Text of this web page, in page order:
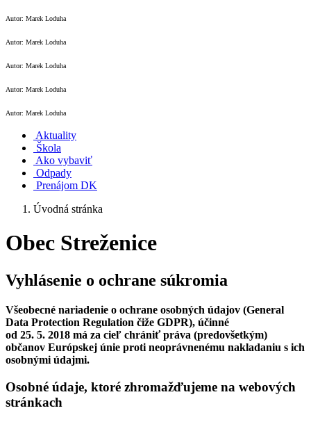
Autor: Marek Loduha
Autor: Marek Loduha
Autor: Marek Loduha
Autor: Marek Loduha
Autor: Marek Loduha
Aktuality
Škola
Ako vybaviť
Odpady
Prenájom DK
Úvodná stránka
Obec Streženice
Vyhlásenie o ochrane súkromia
Všeobecné nariadenie o ochrane osobných údajov (General
Data Protection Regulation čiže GDPR), účinné
od 25. 5. 2018 má za cieľ chrániť práva (predovšetkým)
občanov Európskej únie proti neoprávnenému nakladaniu s ich
osobnými údajmi.
Osobné údaje, ktoré zhromažďujeme na webových
stránkach